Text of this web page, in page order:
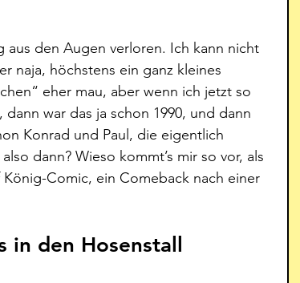
aus den Augen verloren. Ich kann nicht
naja, höchstens ein ganz kleines
eher mau, aber wenn ich jetzt so
war das ja schon 1990, und dann
Konrad und Paul, die eigentlich
dann? Wieso kommt’s mir so vor, als
Comic, ein Comeback nach einer
den Hosenstall